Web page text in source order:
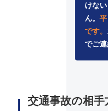
けな
ん。
です。
でご連
交通事故の相